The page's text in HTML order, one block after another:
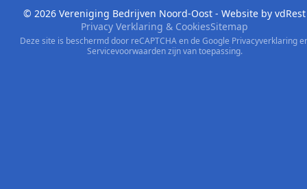
© 2026 Vereniging Bedrijven Noord-Oost - Website by vdRest
Privacy Verklaring & CookiesSitemap
Deze site is beschermd door reCAPTCHA en de Google Privacyverklaring
Servicevoorwaardenzijn van toepassing.